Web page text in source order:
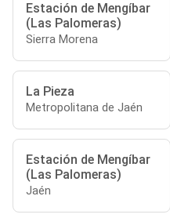
Estación de Mengíbar
(Las Palomeras)
Sierra Morena
La Pieza
Metropolitana de Jaén
Estación de Mengíbar
(Las Palomeras)
Jaén